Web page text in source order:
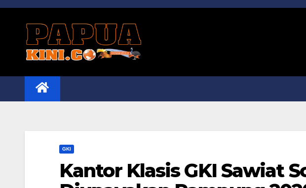
Skip
GKI
Kantor Klasis GKI Sawiat